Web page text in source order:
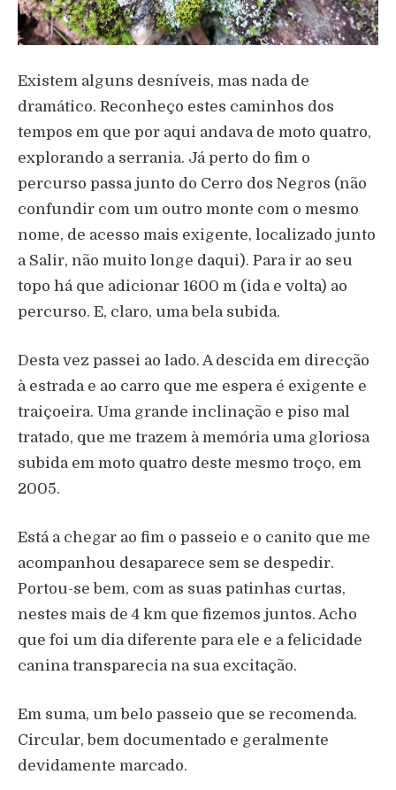
Existem alguns desníveis, mas nada de
dramático. Reconheço estes caminhos dos
tempos em que por aqui andava de moto quatro,
explorando a serrania. Já perto do fim o
percurso passa junto do Cerro dos Negros (não
confundir com um outro monte com o mesmo
nome, de acesso mais exigente, localizado junto
a Salir, não muito longe daqui). Para ir ao seu
topo há que adicionar 1600 m (ida e volta) ao
percurso. E, claro, uma bela subida.
Desta vez passei ao lado. A descida em direcção
à estrada e ao carro que me espera é exigente e
traiçoeira. Uma grande inclinação e piso mal
tratado, que me trazem à memória uma gloriosa
subida em moto quatro deste mesmo troço, em
2005.
Está a chegar ao fim o passeio e o canito que me
acompanhou desaparece sem se despedir.
Portou-se bem, com as suas patinhas curtas,
nestes mais de 4 km que fizemos juntos. Acho
que foi um dia diferente para ele e a felicidade
canina transparecia na sua excitação.
Em suma, um belo passeio que se recomenda.
Circular, bem documentado e geralmente
devidamente marcado.